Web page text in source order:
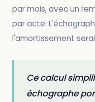
par mois, avec un
par acte.
l'amortissement
Ce calcul
échographe